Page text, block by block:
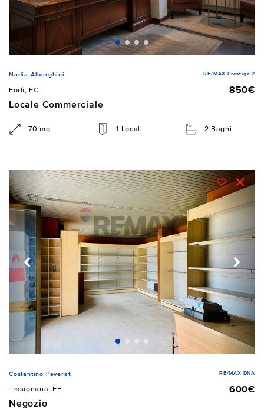
Nadia Alberghini RE/MAX Prestige 2
Forlì, FC
850€
Locale Commerciale
70 mq 1 Locali 2 Bagni
Costantino Peverati RE/MAX DNA
Tresignana, FE
600€
Negozio